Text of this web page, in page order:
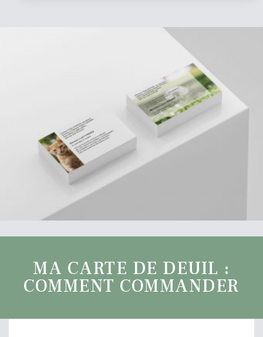
MA CARTE DE DEUIL :
COMMENT COMMANDER